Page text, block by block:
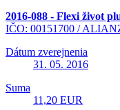
2016-088 - Flexi život
IČO: 00151700 /
Dátum zverejnenia
31. 05. 2016
Suma
11,20 EUR